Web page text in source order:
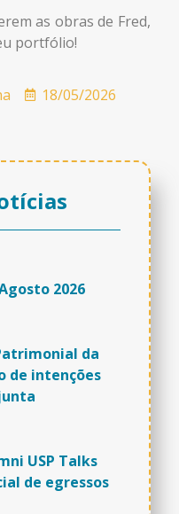
as obras de Fred,
portfólio!
18/05/2026
2026
da
de intenções
USP Talks
de egressos